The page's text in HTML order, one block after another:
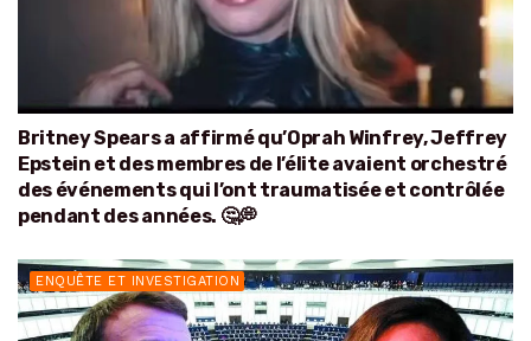
Britney Spears a affirmé qu’Oprah Winfrey, Jeffrey
Epstein et des membres de l’élite avaient orchestré
des événements qui l’ont traumatisée et contrôlée
pendant des années. 🤔💭
ENQUÊTE ET INVESTIGATION